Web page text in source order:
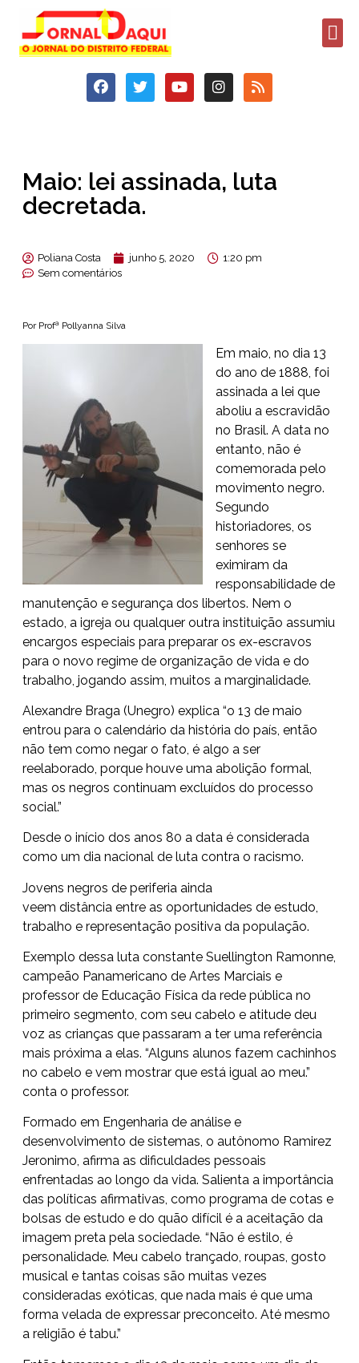
Maio: lei assinada, luta
decretada.
Poliana Costa junho 5, 2020
1:20 pm
Sem comentários
Por Profª Pollyanna Silva
Em maio, no dia 13
do ano de 1888, foi
assinada a lei que
aboliu a escravidão
no Brasil. A data no
entanto, não é
comemorada pelo
movimento negro.
Segundo
historiadores, os
senhores se
eximiram da
responsabilidade de
manutenção e segurança dos libertos. Nem o
estado, a igreja ou qualquer outra instituição assumiu
encargos especiais para preparar os ex-escravos
para o novo regime de organização de vida e do
trabalho, jogando assim, muitos a marginalidade.
Alexandre Braga (Unegro) explica “o 13 de maio
entrou para o calendário da história do país, então
não tem como negar o fato, é algo a ser
reelaborado, porque houve uma abolição formal,
mas os negros continuam excluídos do processo
social.”
Desde o início dos anos 80 a data é considerada
como um dia nacional de luta contra o racismo.
Jovens negros de periferia ainda
veem distância entre as oportunidades de estudo,
trabalho e representação positiva da população.
Exemplo dessa luta constante Suellington Ramonne,
campeão Panamericano de Artes Marciais e
professor de Educação Física da rede pública no
primeiro segmento, com seu cabelo e atitude deu
voz as crianças que passaram a ter uma referência
mais próxima a elas. “Alguns alunos fazem cachinhos
no cabelo e vem mostrar que está igual ao meu.”
conta o professor.
Formado em Engenharia de análise e
desenvolvimento de sistemas, o autônomo Ramirez
Jeronimo, afirma as dificuldades pessoais
enfrentadas ao longo da vida. Salienta a importância
das políticas afirmativas, como programa de cotas e
bolsas de estudo e do quão difícil é a aceitação da
imagem preta pela sociedade. “Não é estilo, é
personalidade. Meu cabelo trançado, roupas, gosto
musical e tantas coisas são muitas vezes
consideradas exóticas, que nada mais é que uma
forma velada de expressar preconceito. Até mesmo
a religião é tabu.”